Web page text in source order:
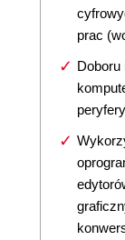
prac
Doboru